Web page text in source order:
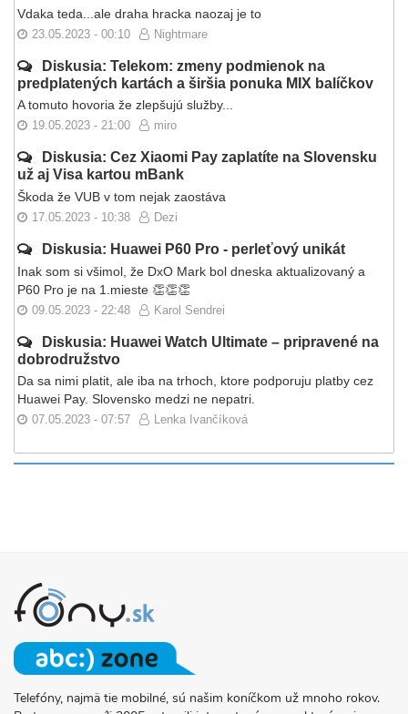
Vdaka teda...ale draha hracka naozaj je to
23.05.2023 - 00:10 Nightmare
Diskusia: Telekom: zmeny podmienok na
predplatených kartách a širšia ponuka MIX balíčkov
A tomuto hovoria že zlepšujú služby...
19.05.2023 - 21:00 miro
Diskusia: Cez Xiaomi Pay zaplatíte na Slovensku
už aj Visa kartou mBank
Škoda že VUB v tom nejak zaostáva
17.05.2023 - 10:38 Dezi
Diskusia: Huawei P60 Pro - perleťový unikát
Inak som si všimol, že DxO Mark bol dneska aktualizovaný a
P60 Pro je na 1.mieste 👏👏👏
09.05.2023 - 22:48 Karol Sendrei
Diskusia: Huawei Watch Ultimate – pripravené na
dobrodružstvo
Da sa nimi platit, ale iba na trhoch, ktore podporuju platby cez
Huawei Pay. Slovensko medzi ne nepatri.
07.05.2023 - 07:57 Lenka Ivančíková
Telefóny, najmä tie mobilné, sú našim koníčkom už mnoho rokov.